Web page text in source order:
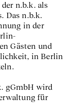
n.b.k. als
Das n.b.k.
in der
Gästen und
in Berlin
gGmbH wird
für